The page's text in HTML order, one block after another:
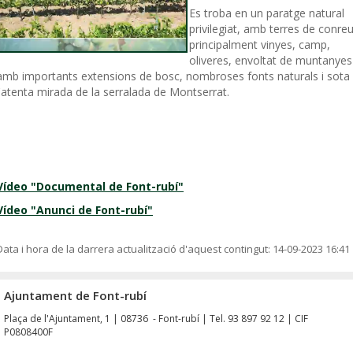
Es troba en un paratge natural
privilegiat, amb terres de
principalment vinyes, camp,
oliveres, envoltat de muntanyes
importants extensions de bosc, nombroses fonts naturals i sota
mirada de la serralada de Montserrat.
"Documental de Font-rubí"
"Anunci de Font-rubí"
i hora de la darrera actualització d'aquest contingut: 14-09-2023 16:41
Ajuntament de Font-rubí
Plaça de l'Ajuntament, 1 | 08736 - Font-rubí | Tel. 93 897 92 12 | CIF
P0808400F